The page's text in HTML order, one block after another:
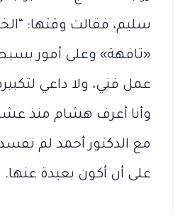
سليم، فقالت وقتها:
«تافهة» وعلى أمور
عمل فني، ولا داعي
وأنا أعرف هشام منذ
مع الدكتور أحمد لم
على أن أكون بعيدة عنها.